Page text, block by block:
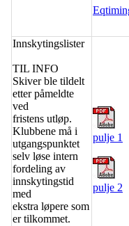
Innskytingslister
TIL INFO
Skiver ble tildelt
etter påmeldte
ved
fristens utløp.
Klubbene må i
utgangspunktet
selv løse intern
fordeling av
innskytingstid
med
ekstra løpere som
er tilkommet.
pulje 1
pulje 2